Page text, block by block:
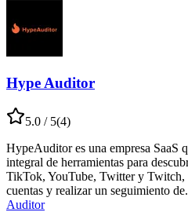
Hype Auditor
5.0 / 5(4)
HypeAuditor es una empresa SaaS
integral de herramientas para
TikTok, YouTube, Twitter y Twitch,
cuentas y realizar un seguimiento de
Auditor